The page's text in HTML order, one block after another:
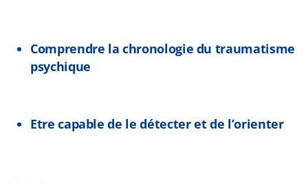
Comprendre la chronologie du traumatisme
psychique
Etre capable de le détecter et de l’orienter